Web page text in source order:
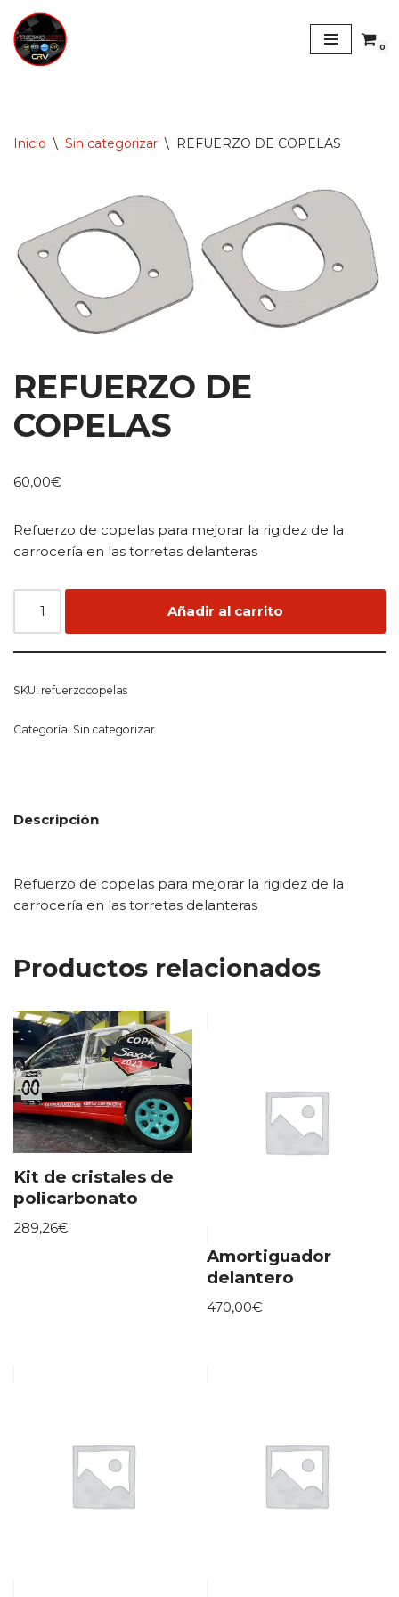
Saltar
0
Inicio \ Sin categorizar \ REFUERZO DE COPELAS
REFUERZO DE
COPELAS
60,00€
Refuerzo de copelas para mejorar la rigidez de la
carrocería en las torretas delanteras
Añadir al carrito
SKU: refuerzocopelas
Categoría: Sin categorizar
Descripción
Refuerzo de copelas para mejorar la rigidez de la
carrocería en las torretas delanteras
Productos relacionados
Kit de cristales de
policarbonato
289,26€
Amortiguador
delantero
470,00€